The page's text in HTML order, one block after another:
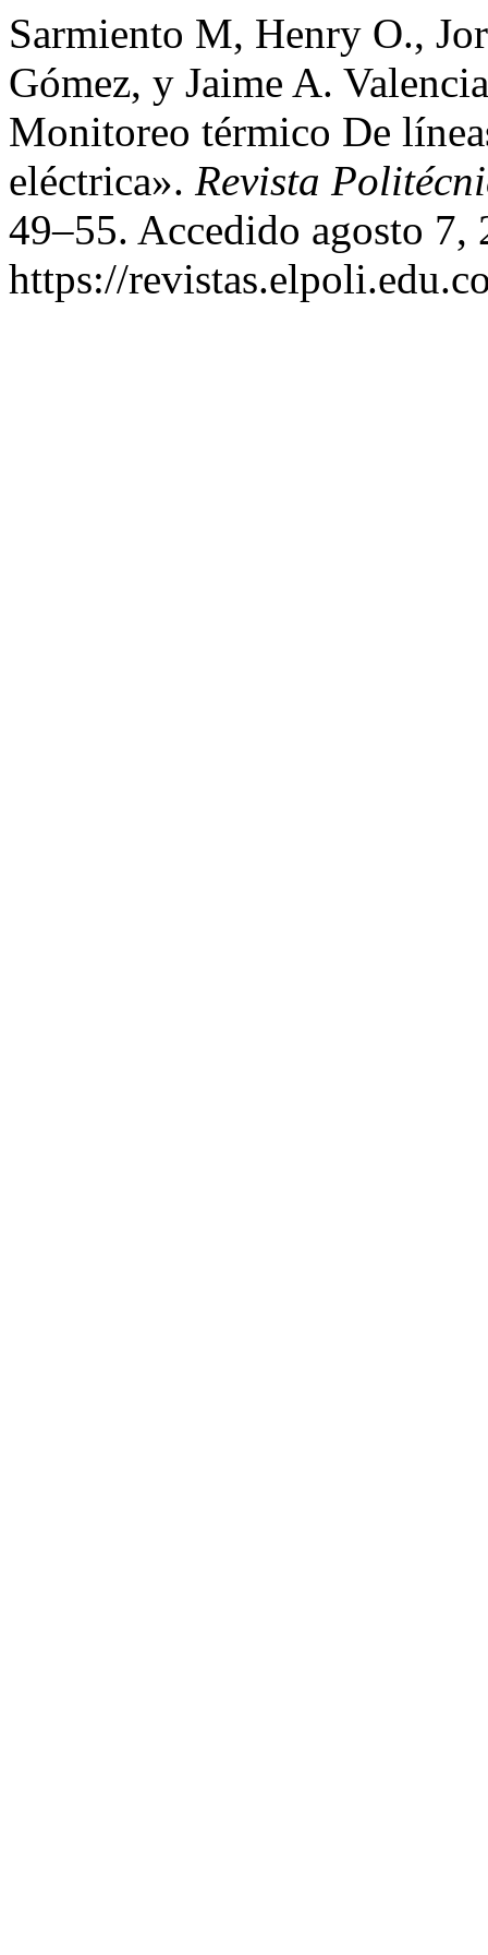
Sarmiento M, Henry O.,
Gómez, y Jaime A.
Monitoreo térmico De
eléctrica». Revista
49–55. Accedido agosto 7,
https://